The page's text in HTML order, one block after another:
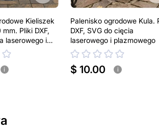
Kieliszek
Pliki DXF,
laserowego i
i
Palenisko ogrodowe Kula.
DXF, SVG do cięcia
laserowego i plazmowego
$ 10.00 i